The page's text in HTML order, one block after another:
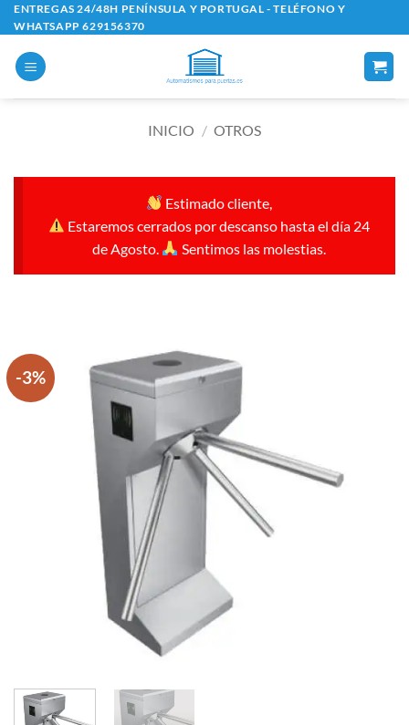
Saltar
al
contenido
ENTREGAS 24/48H PENÍNSULA Y PORTUGAL - TELÉFONO Y
WHATSAPP 629156370
INICIO / OTROS
Estimado cliente,
Estaremos cerrados por descanso hasta el día 24
de Agosto.
Sentimos las molestias.
-3%